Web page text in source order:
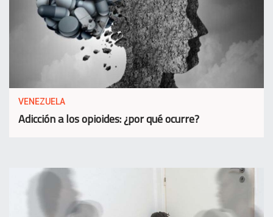
VENEZUELA
Adicción a los opioides: ¿por qué ocurre?